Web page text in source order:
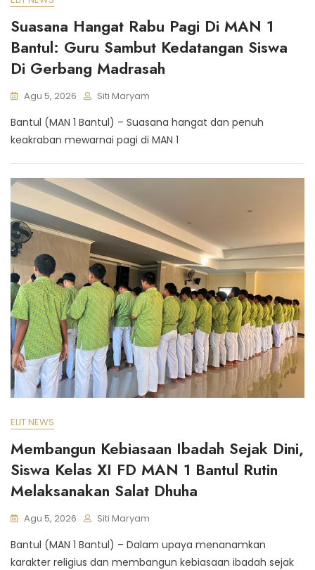
Suasana Hangat Rabu Pagi Di MAN 1
Bantul: Guru Sambut Kedatangan Siswa
Di Gerbang Madrasah
Agu 5, 2026 Siti Maryam
Bantul (MAN 1 Bantul) – Suasana hangat dan penuh
keakraban mewarnai pagi di MAN 1
ELIT NEWS
Membangun Kebiasaan Ibadah Sejak Dini,
Siswa Kelas XI FD MAN 1 Bantul Rutin
Melaksanakan Salat Dhuha
Agu 5, 2026 Siti Maryam
Bantul (MAN 1 Bantul) – Dalam upaya menanamkan
karakter religius dan membangun kebiasaan ibadah sejak